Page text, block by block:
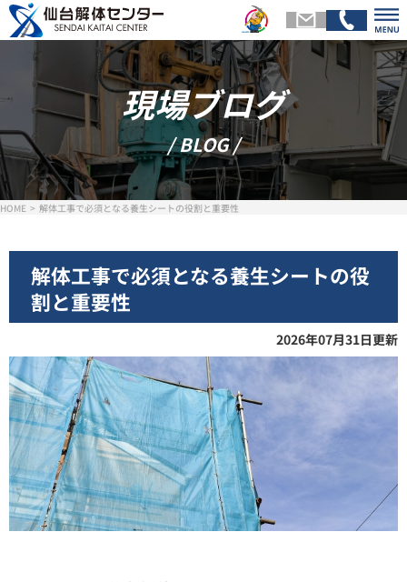
トップページ 会社
解体メニュー
スタッフ紹介 施工
お問い合わせ
現場ブログ
/ BLOG /
HOME 解体工事で必須となる養生シートの役割と重要性
解体工事で必須となる養生シートの役
割と重要性
2026年07月31日更新